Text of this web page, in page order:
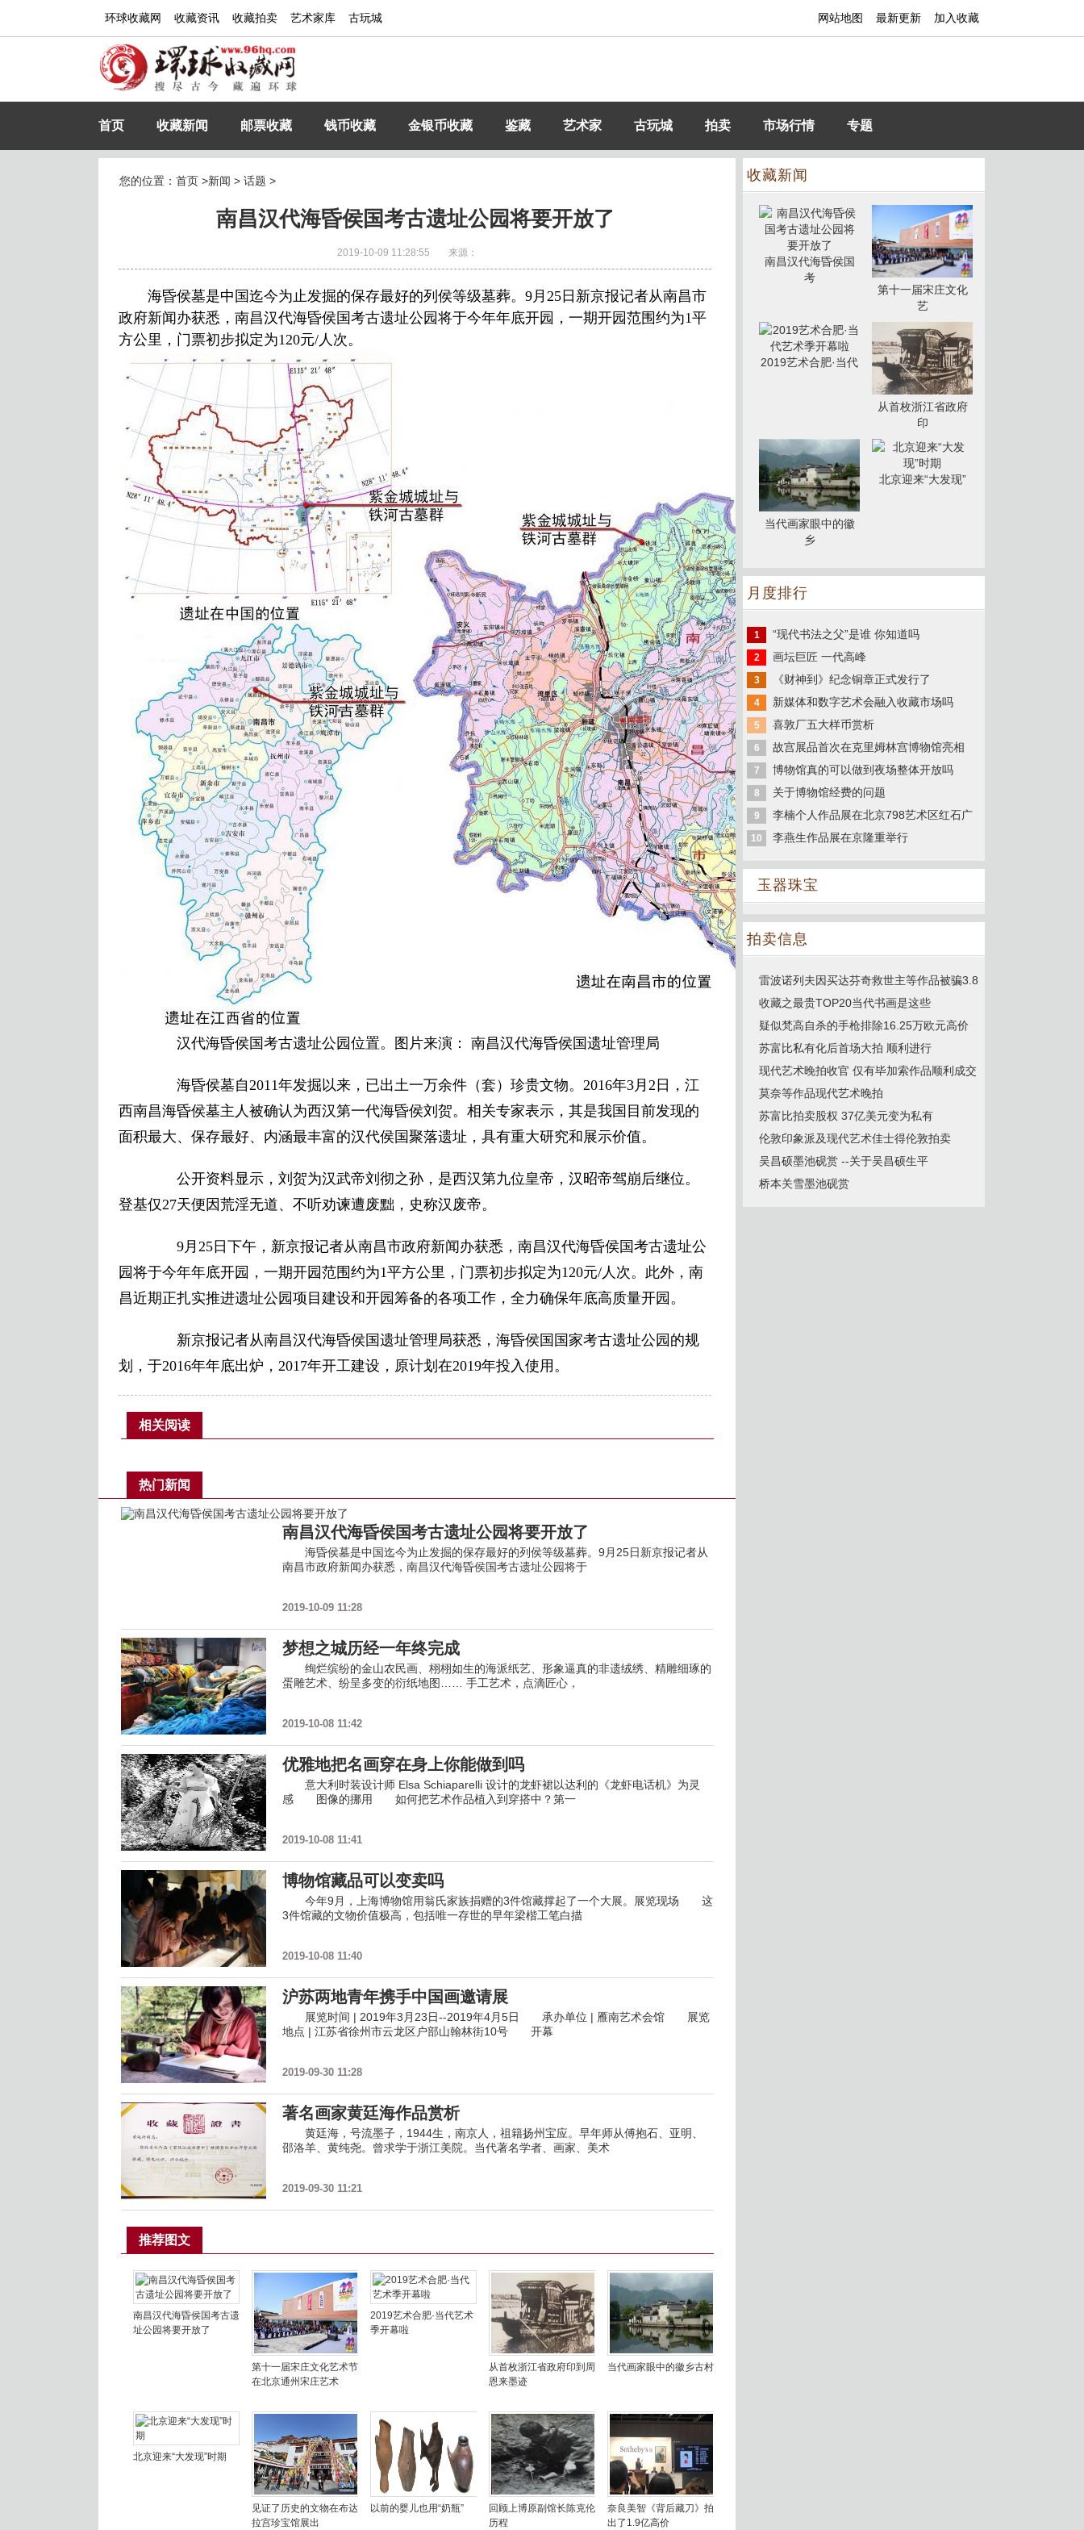
环球收藏网 收藏资讯 收藏拍卖 艺术家库 古玩城 网站地图 最新更新 加入收藏
首页 收藏新闻 邮票收藏 钱币收藏 金银币收藏 鉴藏 艺术家 古玩城 拍卖 市场行情 专题
您的位置： 首页 >新闻 > 话题 >
南昌汉代海昏侯国考古遗址公园将要开放了
2019-10-09 11:28:55 来源：
海昏侯墓是中国迄今为止发掘的保存最好的列侯等级墓葬。9月25日新京报记者从南昌市
政府新闻办获悉，南昌汉代海昏侯国考古遗址公园将于今年年底开园，一期开园范围约为1平
方公里，门票初步拟定为120元/人次。
汉代海昏侯国考古遗址公园位置。图片来演： 南昌汉代海昏侯国遗址管理局
海昏侯墓自2011年发掘以来，已出土一万余件（套）珍贵文物。2016年3月2日，江
西南昌海昏侯墓主人被确认为西汉第一代海昏侯刘贺。相关专家表示，其是我国目前发现的
面积最大、保存最好、内涵最丰富的汉代侯国聚落遗址，具有重大研究和展示价值。
公开资料显示，刘贺为汉武帝刘彻之孙，是西汉第九位皇帝，汉昭帝驾崩后继位。
登基仅27天便因荒淫无道、不听劝谏遭废黜，史称汉废帝。
9月25日下午，新京报记者从南昌市政府新闻办获悉，南昌汉代海昏侯国考古遗址公
园将于今年年底开园，一期开园范围约为1平方公里，门票初步拟定为120元/人次。此外，南
昌近期正扎实推进遗址公园项目建设和开园筹备的各项工作，全力确保年底高质量开园。
新京报记者从南昌汉代海昏侯国遗址管理局获悉，海昏侯国国家考古遗址公园的规
划，于2016年年底出炉，2017年开工建设，原计划在2019年投入使用。
相关阅读
热门新闻
南昌汉代海昏侯国考古遗址公园将要开放了
海昏侯墓是中国迄今为止发掘的保存最好的列侯等级墓葬。9月25日新京报记者从
南昌市政府新闻办获悉，南昌汉代海昏侯国考古遗址公园将于
2019-10-09 11:28
梦想之城历经一年终完成
绚烂缤纷的金山农民画、栩栩如生的海派纸艺、形象逼真的非遗绒绣、精雕细琢的
蛋雕艺术、纷呈多变的衍纸地图…… 手工艺术，点滴匠心，
2019-10-08 11:42
优雅地把名画穿在身上你能做到吗
意大利时装设计师 Elsa Schiaparelli 设计的龙虾裙以达利的《龙虾电话机》为灵
感 图像的挪用 如何把艺术作品植入到穿搭中？第一
2019-10-08 11:41
博物馆藏品可以变卖吗
今年9月，上海博物馆用翁氏家族捐赠的3件馆藏撑起了一个大展。展览现场 这
3件馆藏的文物价值极高，包括唯一存世的早年梁楷工笔白描
2019-10-08 11:40
沪苏两地青年携手中国画邀请展
展览时间 | 2019年3月23日--2019年4月5日 承办单位 | 雁南艺术会馆 展览
地点 | 江苏省徐州市云龙区户部山翰林街10号 开幕
2019-09-30 11:28
著名画家黄廷海作品赏析
黄廷海，号流墨子，1944生，南京人，祖籍扬州宝应。早年师从傅抱石、亚明、
邵洛羊、黄纯尧。曾求学于浙江美院。当代著名学者、画家、美术
2019-09-30 11:21
推荐图文
南昌汉代海昏侯国考古遗
址公园将要开放了
第十一届宋庄文化艺术节
在北京通州宋庄艺术
2019艺术合肥·当代艺术
季开幕啦
从首枚浙江省政府印到周
恩来墨迹
当代画家眼中的徽乡古村
北京迎来“大发现”时期
见证了历史的文物在布达
拉宫珍宝馆展出
以前的婴儿也用“奶瓶”
回顾上博原副馆长陈克伦
历程
奈良美智《背后藏刀》拍
出了1.9亿高价
收藏新闻
南昌汉代海昏侯国
考
第十一届宋庄文化
艺
2019艺术合肥·当代
从首枚浙江省政府
印
当代画家眼中的徽
乡
北京迎来“大发现”
月度排行
1 “现代书法之父”是谁 你知道吗
2 画坛巨匠 一代高峰
3 《财神到》纪念铜章正式发行了
4 新媒体和数字艺术会融入收藏市场吗
5 喜敦厂五大样币赏析
6 故宫展品首次在克里姆林宫博物馆亮相
7 博物馆真的可以做到夜场整体开放吗
8 关于博物馆经费的问题
9 李楠个人作品展在北京798艺术区红石广
10 李燕生作品展在京隆重举行
玉器珠宝
拍卖信息
雷波诺列夫因买达芬奇救世主等作品被骗3.8
收藏之最贵TOP20当代书画是这些
疑似梵高自杀的手枪排除16.25万欧元高价
苏富比私有化后首场大拍 顺利进行
现代艺术晚拍收官 仅有毕加索作品顺利成交
莫奈等作品现代艺术晚拍
苏富比拍卖股权 37亿美元变为私有
伦敦印象派及现代艺术佳士得伦敦拍卖
吴昌硕墨池砚赏 --关于吴昌硕生平
桥本关雪墨池砚赏